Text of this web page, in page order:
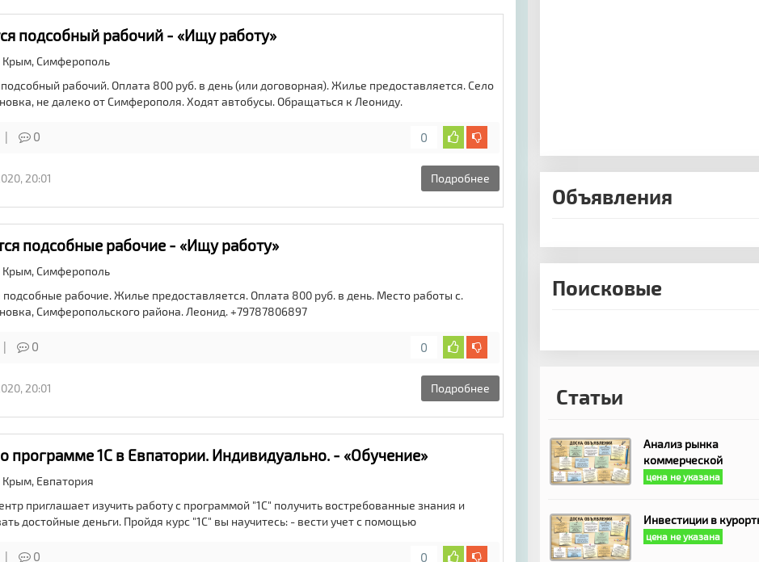
подсобный рабочий - «Ищу работу»
Крым,Симферополь
рабочий. Оплата 800 руб. в день (или договорная). Жилье предоставляется. Село
не далеко от Симферополя. Ходят автобусы. Обращаться к Леониду.
0 0
20:01 Подробнее
подсобные рабочие - «Ищу работу»
Крым,Симферополь
рабочие. Жилье предоставляется. Оплата 800 руб. в день. Место работы с.
Симферопольского района. Леонид. +79787806897
0 0
20:01 Подробнее
программе 1С в Евпатории. Индивидуально. - «Обучение»
Крым, Евпатория
приглашает изучить работу с программой "1С" получить востребованные знания и
достойные деньги. Пройдя курс "1С" вы научитесь: - вести учет с помощью
0 0
Объявления
Поисковые
Статьи
Анализ рынка
коммерческой
цена не указана
Инвестиции в
цена не указана